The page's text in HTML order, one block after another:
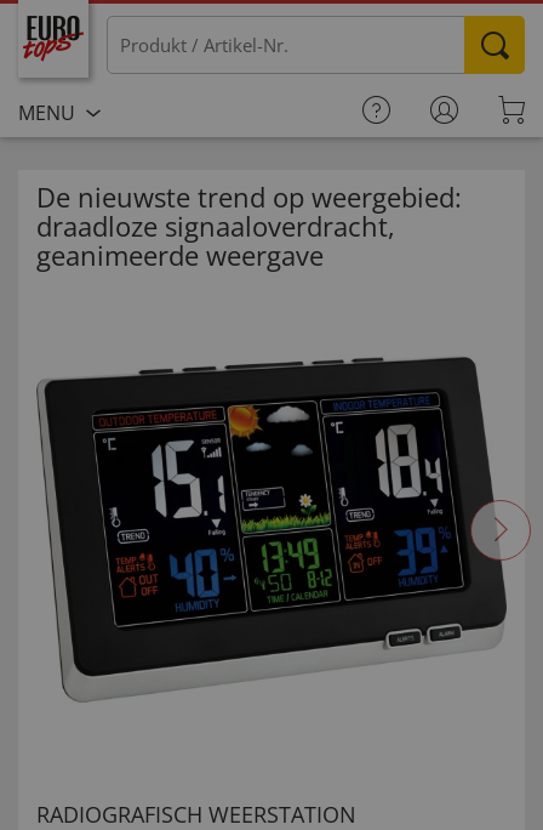
MENU
De nieuwste trend op weergebied:
draadloze signaaloverdracht,
geanimeerde weergave
RADIOGRAFISCH WEERSTATION